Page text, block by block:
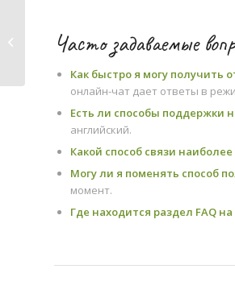
Часто задаваемые
Как быстро я могу получить
онлайн-чат дает ответы в
Есть ли способы поддержки
английский.
Какой способ связи
Могу ли я поменять способ
момент.
Где находится раздел FAQ на
Поддержка клиентов 1хбет:
Получение помощи,...